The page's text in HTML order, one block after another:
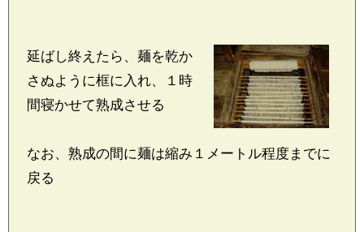
延ばし終えたら、麺を乾か
さぬように框に入れ、１時
間寝かせて熟成させる
なお、熟成の間に麺は縮み１メートル程度までに
戻る